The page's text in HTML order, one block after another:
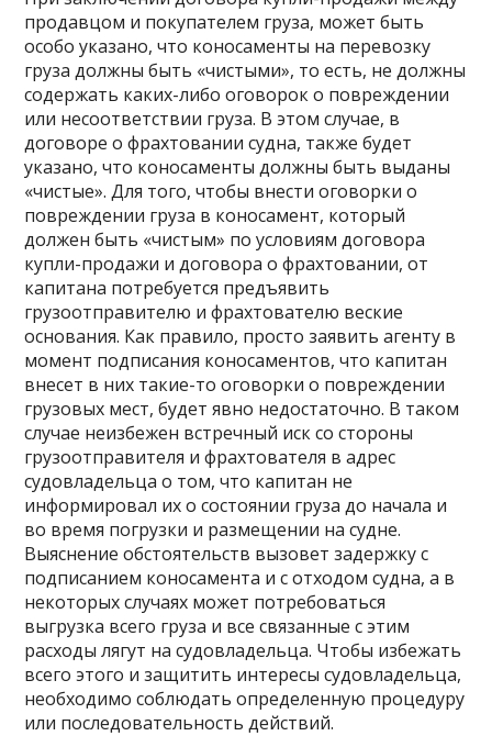
продавцом и покупателем груза, может быть
особо указано, что коносаменты на перевозку
груза должны быть «чистыми», то есть, не должны
содержать каких-либо оговорок о повреждении
или несоответствии груза. В этом случае, в
договоре о фрахтовании судна, также будет
указано, что коносаменты должны быть выданы
«чистые». Для того, чтобы внести оговорки о
повреждении груза в коносамент, который
должен быть «чистым» по условиям договора
купли-продажи и договора о фрахтовании, от
капитана потребуется предъявить
грузоотправителю и фрахтователю веские
основания. Как правило, просто заявить агенту в
момент подписания коносаментов, что капитан
внесет в них такие-то оговорки о повреждении
грузовых мест, будет явно недостаточно. В таком
случае неизбежен встречный иск со стороны
грузоотправителя и фрахтователя в адрес
судовладельца о том, что капитан не
информировал их о состоянии груза до начала и
во время погрузки и размещении на судне.
Выяснение обстоятельств вызовет задержку с
подписанием коносамента и с отходом судна, а в
некоторых случаях может потребоваться
выгрузка всего груза и все связанные с этим
расходы лягут на судовладельца. Чтобы избежать
всего этого и защитить интересы судовладельца,
необходимо соблюдать определенную процедуру
или последовательность действий.